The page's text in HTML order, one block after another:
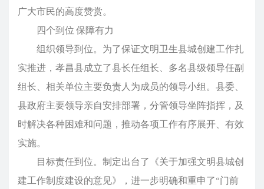
广大市民的高度赞赏。
四个到位 保障有力
组织领导到位。为了保证文明卫生县城创建工作扎
实推进，孝昌县成立了县长任组长、多名县级领导任副
组长、相关单位主要负责人为成员的领导小组。县委、
县政府主要领导亲自安排部署，分管领导坐阵指挥，及
时解决各种困难和问题，推动各项工作有序展开、有效
实施。
目标责任到位。制定出台了《关于加强文明县城创
建工作制度建设的意见》，进一步明确和重申了“门前